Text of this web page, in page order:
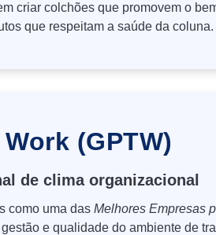
criar colchões que promovem o
que respeitam a saúde da coluna.
(GPTW)
de clima organizacional
como uma das Melhores Empresas
e qualidade do ambiente de